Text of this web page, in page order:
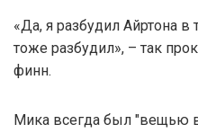
«Да, я разбудил Айртона в
тоже разбудил», – так
финн.
Мика всегда был "вещью в